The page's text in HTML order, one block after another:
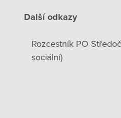
Další odkazy
Rozcestník PO
sociální)